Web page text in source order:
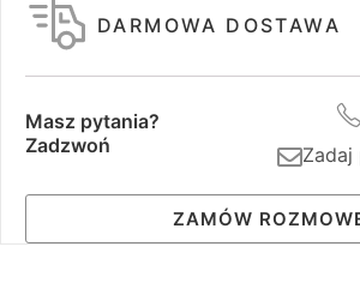
DARMOWA DOSTAWA
Masz pytania?
Zadzwoń
ZAMÓW